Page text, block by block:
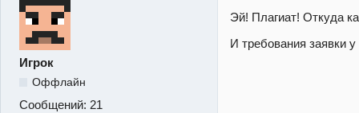
Игрок
Оффлайн
Сообщений: 21
Эй! Плагиат! Откуда
И требования заявки у